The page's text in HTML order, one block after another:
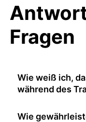
Fragen
Wie weiß ich,
während des
Wie